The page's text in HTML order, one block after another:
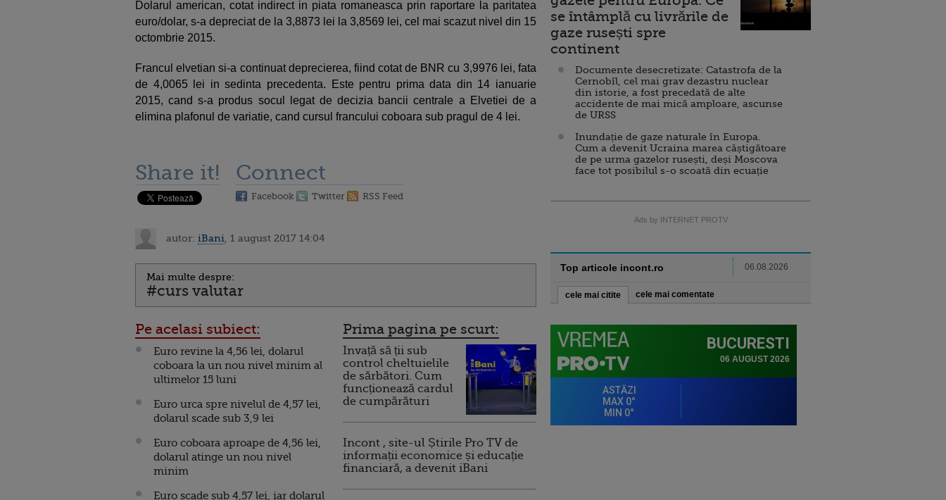
Dolarul american, cotat indirect in piata romaneasca prin raportare la paritatea
euro/dolar, s-a depreciat de la 3,8873 lei la 3,8569 lei, cel mai scazut nivel din 15
octombrie 2015.
Francul elvetian si-a continuat deprecierea, fiind cotat de BNR cu 3,9976 lei, fata
de 4,0065 lei in sedinta precedenta. Este pentru prima data din 14 ianuarie
2015, cand s-a produs socul legat de decizia bancii centrale a Elvetiei de a
elimina plafonul de variatie, cand cursul francului coboara sub pragul de 4 lei.
Share it! Connect
Facebook Twitter RSS Feed
autor: iBani , 1 august 2017 14:04
Mai multe despre:
#curs valutar
Pe acelasi subiect:
Euro revine la 4,56 lei, dolarul
coboara la un nou nivel minim al
ultimelor 15 luni
Euro urca spre nivelul de 4,57 lei,
dolarul scade sub 3,9 lei
Euro coboara aproape de 4,56 lei,
dolarul atinge un nou nivel
minim
Euro scade sub 4,57 lei, iar dolarul
Prima pagina pe scurt:
Invață să ții sub
control cheltuielile
de sărbători. Cum
funcționează cardul
de cumpărături
Incont , site-ul Știrile Pro TV de
informații economice și educație
financiară, a devenit iBani
se întâmplă cu livrările de
gaze rusești spre
continent
Documente desecretizate: Catastrofa de la
Cernobîl, cel mai grav dezastru nuclear
din istorie, a fost precedată de alte
accidente de mai mică amploare, ascunse
de URSS
Inundație de gaze naturale în Europa.
Cum a devenit Ucraina marea câștigătoare
de pe urma gazelor rusești, deși Moscova
face tot posibilul s-o scoată din ecuație
Ads by INTERNET PROTV
Top articole incont.ro 06.08.2026
cele mai citite cele mai comentate